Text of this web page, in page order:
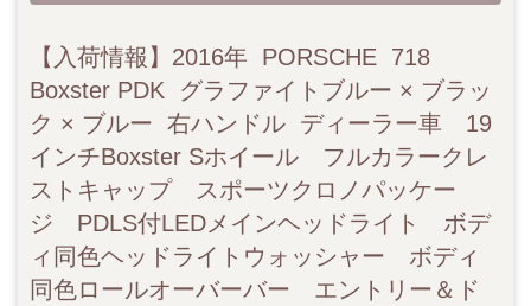
【入荷情報】2016年 PORSCHE 718
Boxster PDK グラファイトブルー × ブラッ
ク × ブルー 右ハンドル ディーラー車 19
インチBoxster Sホイール フルカラークレ
ストキャップ スポーツクロノパッケー
ジ PDLS付LEDメインヘッドライト ボデ
ィ同色ヘッドライトウォッシャー ボディ
同色ロールオーバーバー エントリー＆ド